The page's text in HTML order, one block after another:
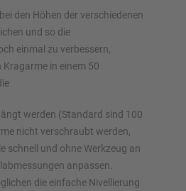
den Höhen der verschiedenen
und so die
einmal zu verbessern,
Kragarme in einem 50
werden (Standard sind 100
nicht verschraubt werden,
schnell und ohne Werkzeug an
anpassen.
die einfache Nivellierung